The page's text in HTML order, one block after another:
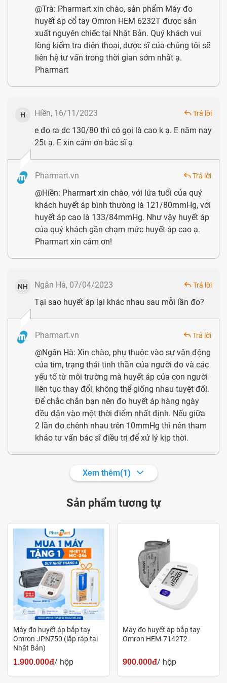
Sau mỗi lần sử dụng, nên bảo quản máy trong hộp đựng đi
Tham khảo hướng dẫn sử dụng Máy đo huyết áp cổ tay
Omron Hem 6232T tại video dưới đây.
Hướng dẫn đọc kết quả đo huyết áp
Tổ chức Y tế thế giới (WHO) và Hiệp hội Cao huyết áp Thế
PHÂN LOẠI
HUYẾT ÁP TÂM
Huyết áp bình
thường
60-90
Huyết áp cao
nhẹ
140-160 90-100
160-180 100-110
@Trà: Pharmart xin chào, sản phẩm Máy đo
huyết áp cổ tay Omron HEM 6232T được sản
xuất nguyên chiếc tại Nhật Bản. Quý khách vui
lòng kiểm tra điện thoại, dược sĩ của chúng tôi sẽ
liên hệ tư vấn trong thời gian sớm nhất ạ.
Pharmart
H Hiền, 16/11/2023 Trả lời
e đo ra dc 130/80 thì có gọi là cao k ạ. E năm nay
25t ạ. E xin cảm ơn bác sĩ ạ
Pharmart.vn Trả lời
@Hiền: Pharmart xin chào, với lứa tuổi của quý
khách huyết áp bình thường là 121/80mmHg, với
huyết áp cao là 133/84mmHg. Như vậy huyết áp
của quý khách gần chạm mức huyết áp cao ạ.
Pharmart xin cảm ơn!
NH Ngân Hà, 07/04/2023 Trả lời
Tại sao huyết áp lại khác nhau sau mỗi lần đo?
Pharmart.vn Trả lời
@Ngân Hà: Xin chào, phụ thuộc vào sự vận động
của tim, trạng thái tinh thần của người đo và các
yếu tố từ môi trường mà huyết áp của con người
liên tục thay đổi, không thể giống nhau tuyệt đối.
Để chắc chắn bạn nên đo huyết áp hàng ngày
đều đặn vào một thời điểm nhất định. Nếu giữa
2 lần đo chênh nhau trên 10mmHg thì nên tham
khảo tư vấn bác sĩ điều trị để xử lý kịp thời.
Xem thêm(1)
Sản phẩm tương tự
Máy đo huyết áp bắp tay
Omron JPN750 (lắp ráp tại
Nhật Bản)
1.900.000đ/ hộp
Máy đo huyết áp bắp tay
Omron HEM-7142T2
900.000đ/ hộp